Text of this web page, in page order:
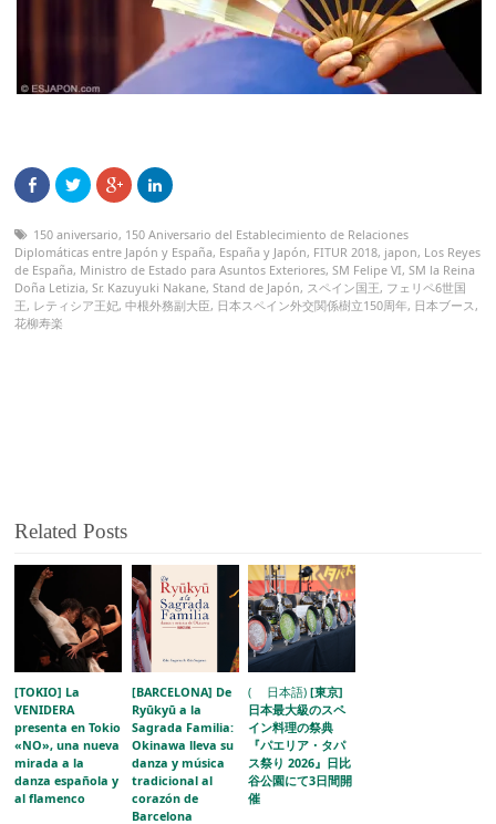
150 aniversario, 150 Aniversario del Establecimiento de Relaciones
Diplomáticas entre Japón y España, España y Japón, FITUR 2018, japon, Los Reyes
de España, Ministro de Estado para Asuntos Exteriores,SM Felipe VI,SM la Reina
Doña Letizia,Sr. Kazuyuki Nakane,Stand de Japón, スペイン国王, フェリペ6世国
王, レティシア王妃,中根外務副大臣, 日本スペイン外交関係樹立150周年, 日本ブース,
花柳寿楽
Related Posts
[TOKIO] La
VENIDERA
presenta en Tokio
«NO», una nueva
mirada a la
danza española y
al flamenco
[BARCELONA] De
Ryūkyū a la
Sagrada Familia:
Okinawa lleva su
danza y música
tradicional al
corazón de
Barcelona
( 日本語)[東京]
日本最大級のスペ
イン料理の祭典
『パエリア・タパ
ス祭り 2026』日比
谷公園にて3日間開
催